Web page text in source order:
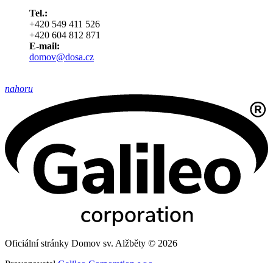
Tel.:
+420 549 411 526
+420 604 812 871
E-mail:
domov@dosa.cz
nahoru
Oficiální stránky Domov sv. Alžběty © 2026